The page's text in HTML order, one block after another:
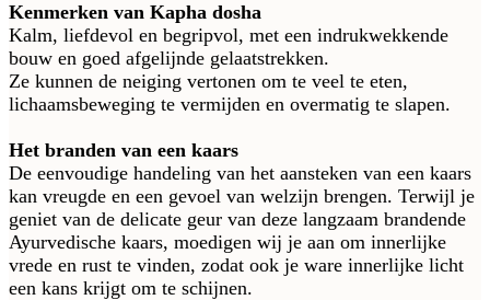
Kenmerken van Kapha dosha
Kalm, liefdevol en begripvol, met een indrukwekkende
bouw en goed afgelijnde gelaatstrekken.
Ze kunnen de neiging vertonen om te veel te eten,
lichaamsbeweging te vermijden en overmatig te slapen.
Het branden van een kaars
De eenvoudige handeling van het aansteken van een kaars
kan vreugde en een gevoel van welzijn brengen. Terwijl je
geniet van de delicate geur van deze langzaam brandende
Ayurvedische kaars, moedigen wij je aan om innerlijke
vrede en rust te vinden, zodat ook je ware innerlijke licht
een kans krijgt om te schijnen.